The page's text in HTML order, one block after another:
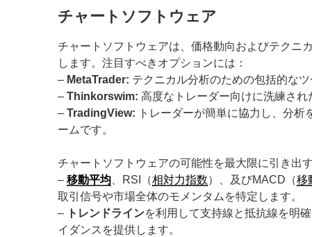
チャートソフトウェア
チャートソフトウェアは、価格動向およびテクニ
します。注目すべきオプションには：
– MetaTrader: テクニカル分析のための包括的な
–Thinkorswim: 高度なトレーダー向けに洗練され
–TradingView: トレーダーが簡単に協力し、分
ームです。
チャートソフトウェアの可能性を最大限に引き出す
–移動平均 、RSI（相対力指数）、及びMACD（移
取引信号や市場全体のモメンタムを特定します。
–
トレンドラインを利用して支持線と抵抗線を明
イダンスを提供します。